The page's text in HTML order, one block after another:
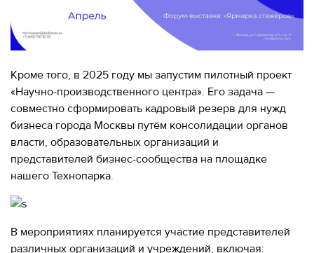
45-
Москва,
СВАО,
ул.
9
Станция
метро
Алексеевская
-
Кроме того, в 2025 году мы запустим пилотный проект
«Научно-производственного центра». Его задача —
совместно сформировать кадровый резерв для нужд
бизнеса города Москвы путём консолидации органов
власти, образовательных организаций и
представителей бизнес-сообщества на площадке
нашего Технопарка.
В мероприятиях планируется участие представителей
различных организаций и учреждений, включая: